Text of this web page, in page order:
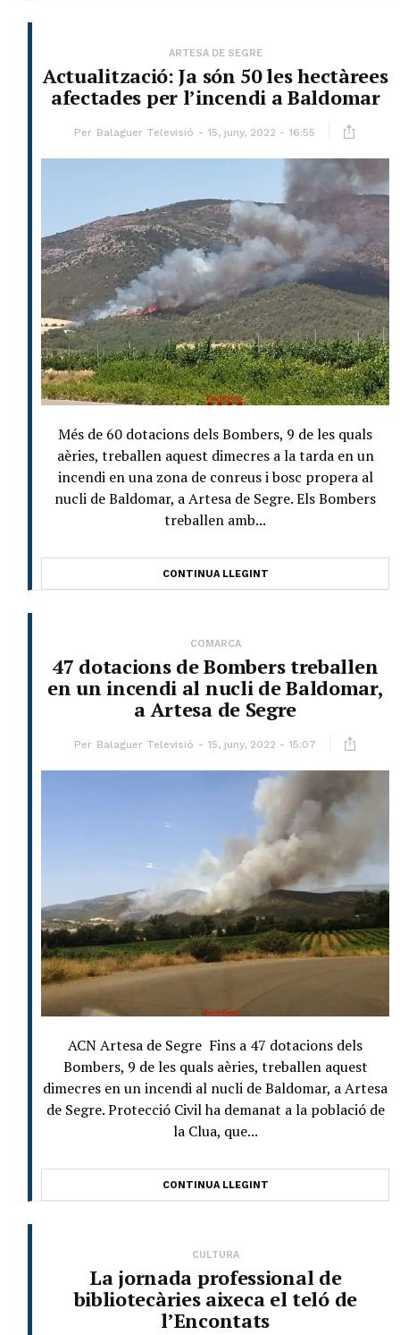
ARTESA DE SEGRE
Actualització: Ja són 50 les hectàrees
afectades per l’incendi a Baldomar
Per Balaguer Televisió 15, juny, 2022 - 16:55
Més de 60 dotacions dels Bombers, 9 de les quals
aèries, treballen aquest dimecres a la tarda en un
incendi en una zona de conreus i bosc propera al
nucli de Baldomar, a Artesa de Segre. Els Bombers
treballen amb...
CONTINUA LLEGINT
COMARCA
47 dotacions de Bombers treballen
en un incendi al nucli de Baldomar,
a Artesa de Segre
Per Balaguer Televisió 15, juny, 2022 - 15:07
ACN Artesa de Segre Fins a 47 dotacions dels
Bombers, 9 de les quals aèries, treballen aquest
dimecres en un incendi al nucli de Baldomar, a Artesa
de Segre. Protecció Civil ha demanat a la població de
la Clua, que...
CONTINUA LLEGINT
CULTURA
La jornada professional de
bibliotecàries aixeca el teló de
l’Encontats